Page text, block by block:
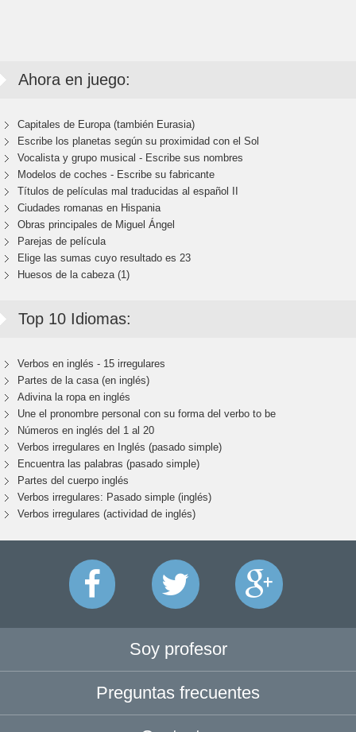
Ahora en juego:
Capitales de Europa (también Eurasia)
Escribe los planetas según su proximidad con el Sol
Vocalista y grupo musical - Escribe sus nombres
Modelos de coches - Escribe su fabricante
Títulos de películas mal traducidas al español II
Ciudades romanas en Hispania
Obras principales de Miguel Ángel
Parejas de película
Elige las sumas cuyo resultado es 23
Huesos de la cabeza (1)
Top 10 Idiomas:
Verbos en inglés - 15 irregulares
Partes de la casa (en inglés)
Adivina la ropa en inglés
Une el pronombre personal con su forma del verbo to be
Números en inglés del 1 al 20
Verbos irregulares en Inglés (pasado simple)
Encuentra las palabras (pasado simple)
Partes del cuerpo inglés
Verbos irregulares: Pasado simple (inglés)
Verbos irregulares (actividad de inglés)
Soy profesor
Preguntas frecuentes